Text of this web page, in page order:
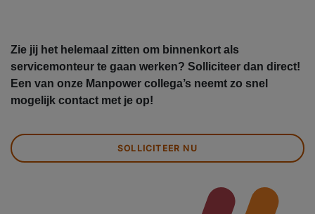
Zie jij het helemaal zitten om binnenkort als
servicemonteur te gaan werken? Solliciteer dan direct!
Een van onze Manpower collega’s neemt zo snel
mogelijk contact met je op!
SOLLICITEER NU